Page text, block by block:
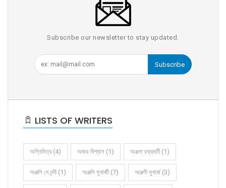
Subscribe our newsletter to stay updated.
Subscribe
LISTS OF WRITERS
অগ্নিমিত্র (4) অজয় বিশ্বাস (1) অঞ্জনা চক্রবর্তী (1)
অঞ্জলি দে নন্দী (1) অঞ্জলি মুখার্জী (7) অঞ্জলী মুখার্জ (3)